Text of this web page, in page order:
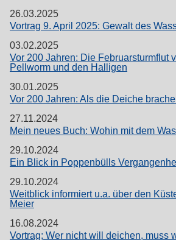
26.03.2025
Vortrag 9. April 2025: Gewalt des
03.02.2025
Vor 200 Jahren: Die Februarsturmflut
Pellworm und den Halligen
30.01.2025
Vor 200 Jahren: Als die Deiche
27.11.2024
Mein neues Buch: Wohin mit dem
29.10.2024
Ein Blick in Poppenbülls
29.10.2024
Weitblick informiert u.a. über den
Meier
16.08.2024
Vortrag; Wer nicht will deichen, muss